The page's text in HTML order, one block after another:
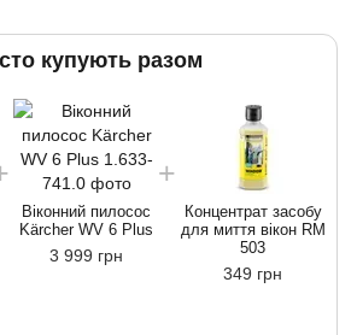
купують разом
Віконний пилосос
Kärcher WV 6 Plus
3 999 грн
Концентрат засобу
для миття вікон RM
503
349 грн